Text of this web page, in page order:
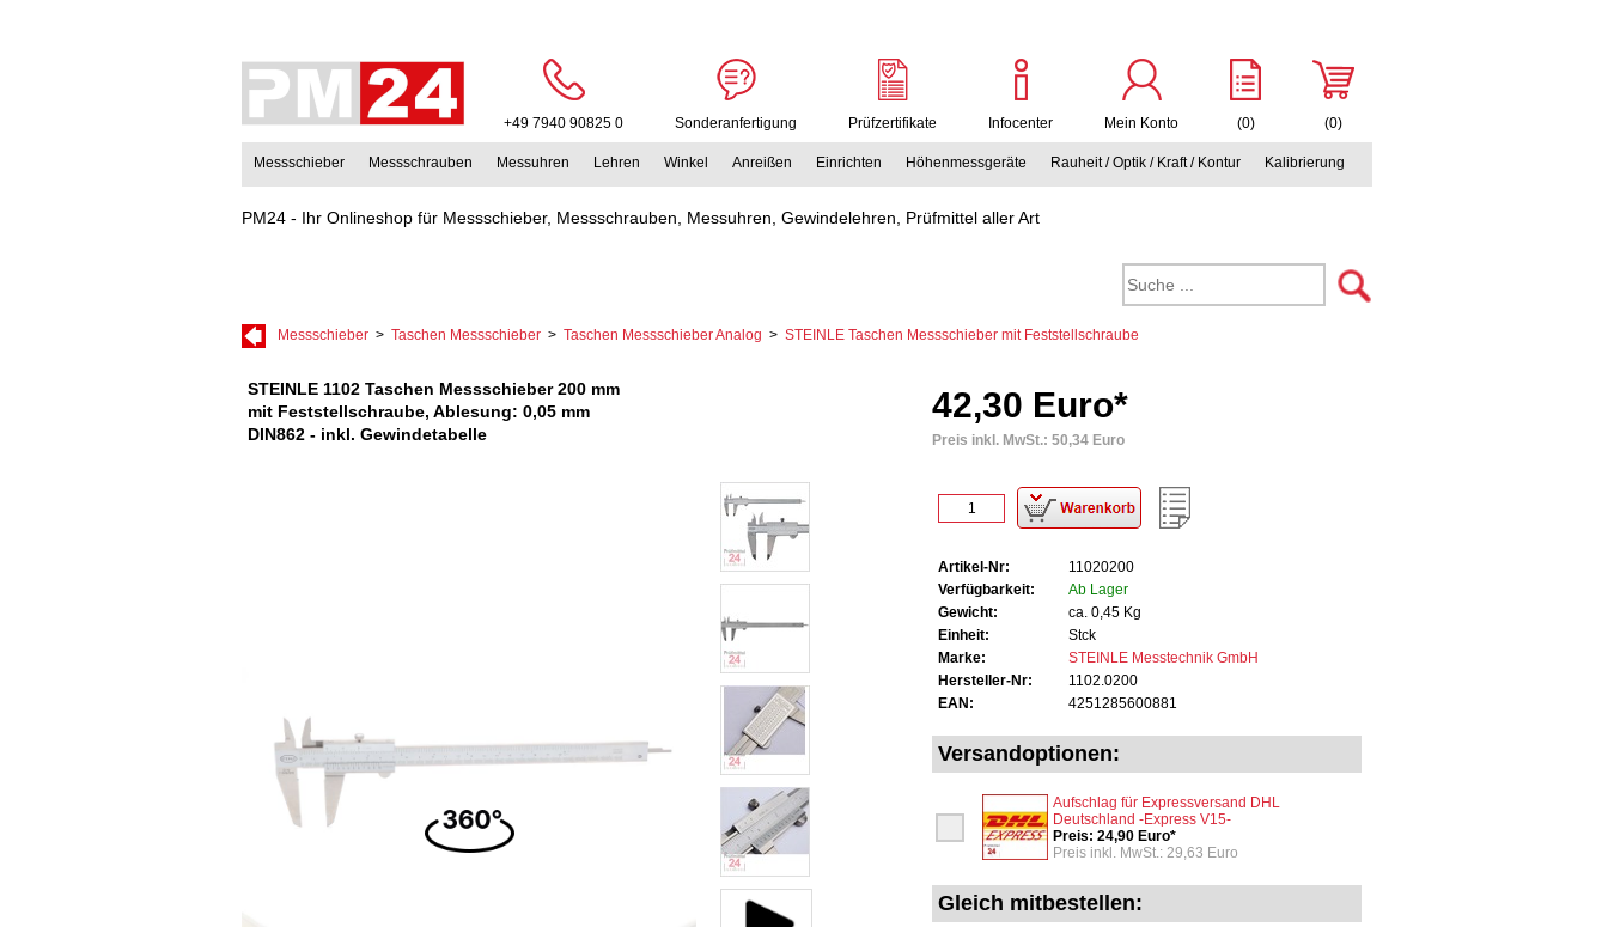
+49 7940 90825 0 Sonderanfertigung Prüfzertifikate Infocenter Mein Konto (0) (0)
Messschieber Messschrauben Messuhren Lehren Winkel Anreißen Einrichten Höhenmessgeräte Rauheit / Optik / Kraft / Kontur Kalibrierung
PM24 - Ihr Onlineshop für Messschieber, Messschrauben, Messuhren, Gewindelehren, Prüfmittel aller Art
Messschieber > Taschen Messschieber > Taschen Messschieber Analog > STEINLE Taschen Messschieber mit Feststellschraube
STEINLE 1102 Taschen Messschieber 200 mm
mit Feststellschraube, Ablesung: 0,05 mm
DIN862 - inkl. Gewindetabelle
42,30 Euro*
Preis inkl. MwSt.: 50,34 Euro
Artikel-Nr:
11020200
Verfügbarkeit:
Ab Lager
Gewicht:
ca. 0,45 Kg
Einheit:
Stck
Marke:
STEINLE Messtechnik GmbH
Hersteller-Nr:
1102.0200
EAN:
4251285600881
Versandoptionen:
Aufschlag für Expressversand DHL
Deutschland -Express V15-
Preis: 24,90 Euro*
Preis inkl. MwSt.: 29,63 Euro
Gleich mitbestellen: